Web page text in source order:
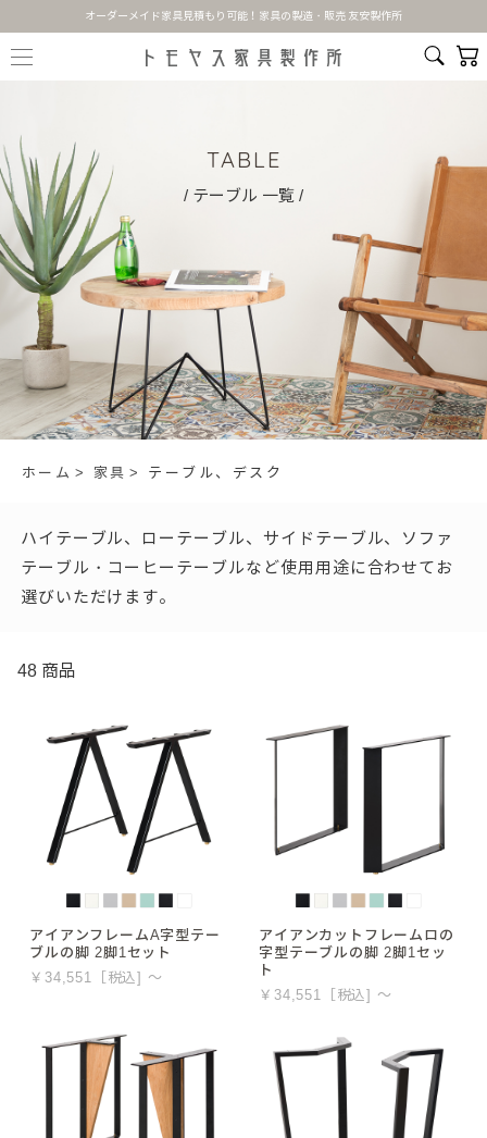
オーダーメイド家具見積もり可能！家具の製造・販売 友安製作所
TABLE
/ テーブル 一覧 /
ホーム 家具 テーブル、デスク
ハイテーブル、ローテーブル、サイドテーブル、ソファ
テーブル・コーヒーテーブルなど使用用途に合わせてお
選びいただけます。
48 商品
アイアンフレームA字型テー
ブルの脚 2脚1セット
￥34,551［税込] ～
アイアンカットフレームロの
字型テーブルの脚 2脚1セッ
ト
￥34,551［税込] ～